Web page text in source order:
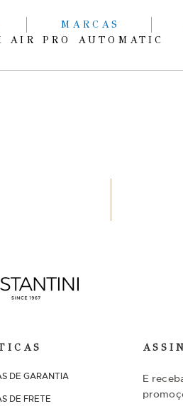
MARCAS
AIR PRO AUTOMATIC
DE GARANTIA
DE FRETE
E